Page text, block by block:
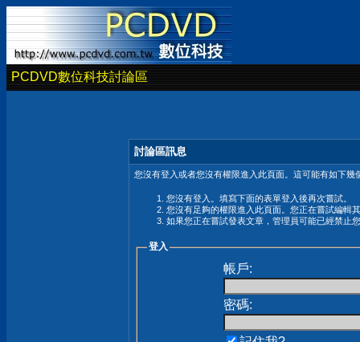
PCDVD數位科技討論區
討論區訊息
您沒有登入或者您沒有權限進入此頁面。這可能有如下幾
您沒有登入。填寫下面的表單登入後再次嘗試。
您沒有足夠的權限進入此頁面。您正在嘗試編輯
如果您正在嘗試發表文章，管理員可能已經禁止
登入
帳戶:
密碼: